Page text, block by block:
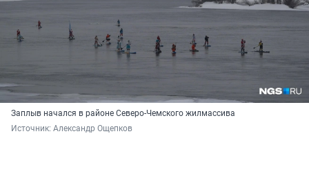
Заплыв начался в районе Северо-Чемского жилмассива
Источник: Александр Ощепков